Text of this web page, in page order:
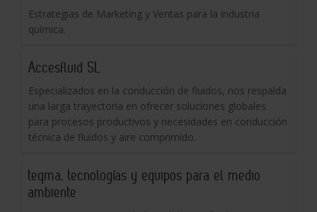
Estrategias de Marketing y Ventas para la industria
química.
Accesfluid SL
Especializados en la conducción de fluidos, nos respalda
una larga trayectoria en ofrecer soluciones globales
para procesos productivos y necesidades en conducción
técnica de fluidos y aire comprimido.
teqma, tecnologías y equipos para el medio
ambiente